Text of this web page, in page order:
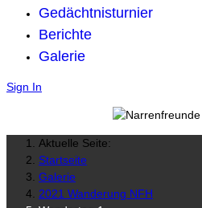
Gedächtnisturnier
Berichte
Galerie
Sign In
Aktuelle Seite:
Startseite
Galerie
2021 Wanderung NFH